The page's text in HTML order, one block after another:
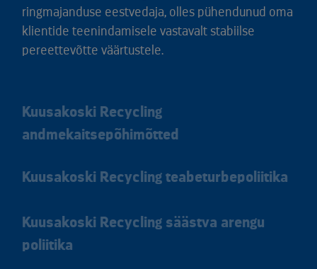
ringmajanduse eestvedaja, olles pühendunud oma
klientide teenindamisele vastavalt stabiilse
pereettevõtte väärtustele.
Kuusakoski Recycling
andmekaitsepõhimõtted
Kuusakoski Recycling teabeturbepoliitika
Kuusakoski Recycling säästva arengu
poliitika